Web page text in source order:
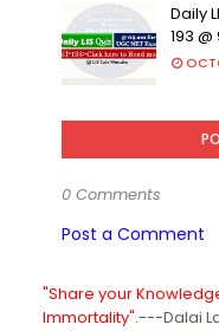
Daily
193
0 Comments
Post a Comment
"Share your
Immortality".---Dalai